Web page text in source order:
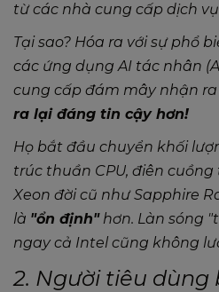
từ các nhà cung cấp dịch
Tại sao? Hóa ra với sự phổ
các ứng dụng AI tác nhân
cung cấp đám mây nhận ra
ra lại đáng tin cậy hơn!
Họ bắt đầu chuyển khối
trúc thuần CPU, điên
Xeon đời cũ như Sapphire
là "ổn định"hơn. Làn sóng
ngay cả Intel cũng không
2. Người tiêu dùng